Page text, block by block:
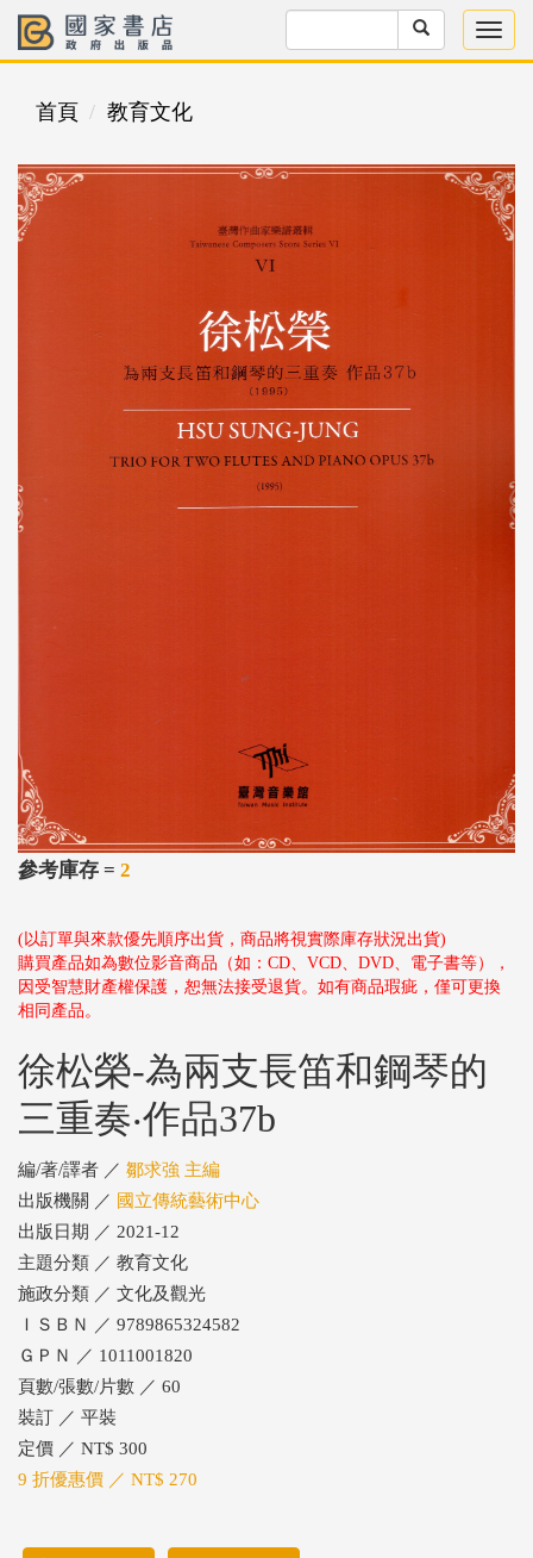
首頁 教育文化
參考庫存 = 2
(以訂單與來款優先順序出貨，商品將視實際庫存狀況出貨)
購買產品如為數位影音商品（如：CD、VCD、DVD、電子書等），
因受智慧財產權保護，恕無法接受退貨。如有商品瑕疵，僅可更換
相同產品。
徐松榮-為兩支長笛和鋼琴的
三重奏‧作品37b
編/著/譯者 ／ 鄒求強 主編
出版機關 ／ 國立傳統藝術中心
出版日期 ／ 2021-12
主題分類 ／ 教育文化
施政分類 ／ 文化及觀光
ＩＳＢＮ ／ 9789865324582
ＧＰＮ ／ 1011001820
頁數/張數/片數 ／ 60
裝訂 ／ 平裝
定價 ／ NT$ 300
9 折優惠價 ／ NT$ 270